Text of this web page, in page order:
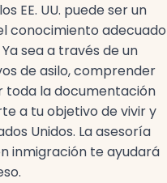
EE. UU. puede ser un
conocimiento adecuado
sea a través de un
de asilo, comprender
toda la documentación
a tu objetivo de vivir y
Unidos. La asesoría
inmigración te ayudará